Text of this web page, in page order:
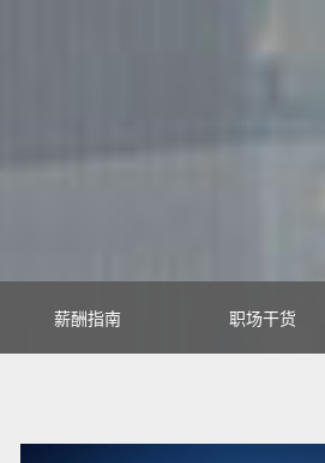
薪酬指南 职场干货